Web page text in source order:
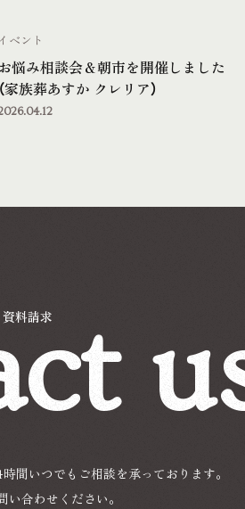
悩み相談会＆朝市を開催しました
（家族葬あすか クレリア）
イベント
料請求
間いつでもご相談を承っております。
い合わせください。